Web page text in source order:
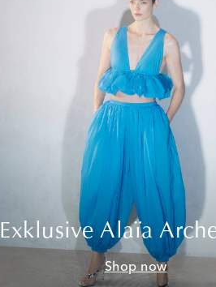
Exklusive Alaïa
Shop now